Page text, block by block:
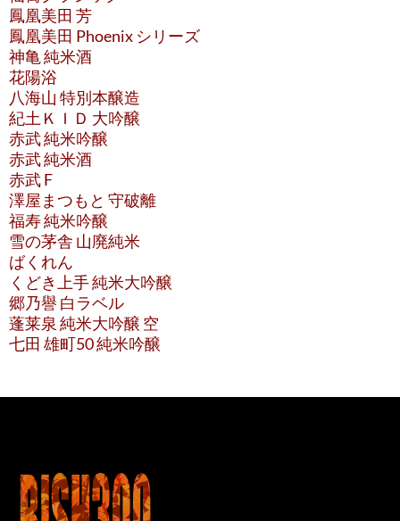
鳳凰美田 芳
鳳凰美田 Phoenix シリーズ
神亀 純米酒
花陽浴
八海山 特別本醸造
紀土ＫＩＤ 大吟醸
赤武 純米吟醸
赤武 純米酒
赤武 F
澤屋まつもと 守破離
福寿 純米吟醸
雪の茅舎 山廃純米
ばくれん
くどき上手 純米大吟醸
郷乃譽 白ラベル
蓬莱泉 純米大吟醸 空
七田 雄町50 純米吟醸